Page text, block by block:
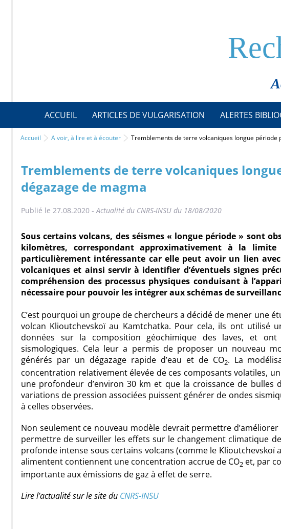
ACCUEIL ARTICLES DE VULGARISATION ALERTES
Accueil A voir, à lire et à écouter Tremblements de terre volcaniques longue période
Tremblements de terre volcaniques
dégazage de magma
Publié le 27.08.2020 -Actualité du CNRS-INSU du 18/08/2020
Sous certains volcans, des séismes « longue période » sont
kilomètres, correspondant approximativement à la
particulièrement intéressante car elle peut avoir un lien
volcaniques et ainsi servir à identifier d’éventuels signes
compréhension des processus physiques conduisant à
nécessaire pour pouvoir les intégrer aux schémas de
C’est pourquoi un groupe de chercheurs a décidé de mener une
volcan Klioutchevskoï au Kamtchatka. Pour cela, ils ont utilisé
données sur la composition géochimique des laves, et
sismologiques. Cela leur a permis de proposer un nouveau
générés par un dégazage rapide d’eau et de CO2. La
concentration relativement élevée de ces composants volatiles,
une profondeur d’environ 30 km et que la croissance de
variations de pression associées puissent générer de ondes
à celles observées.
Non seulement ce nouveau modèle devrait permettre
permettre de surveiller les effets sur le changement climatique
profonde intense sous certains volcans (comme le Klioutchevskoï
alimentent contiennent une concentration accrue de CO2et, par
importante aux émissions de gaz à effet de serre.
Lire l’actualité sur le site du CNRS-INSU